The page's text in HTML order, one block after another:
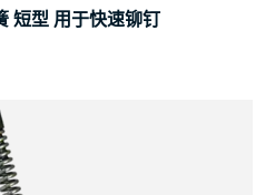
短型 用于快速铆钉